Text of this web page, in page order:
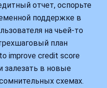
отчет, оспорьте
поддержке в
на чьей‑то
план
improve credit score
залезать в новые
схемах.